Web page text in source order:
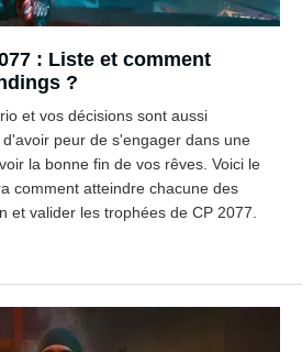
: Liste et comment
?
et vos décisions sont aussi
peur de s'engager dans une
la bonne fin de vos rêves. Voici le
comment atteindre chacune des
et valider les trophées de CP 2077.